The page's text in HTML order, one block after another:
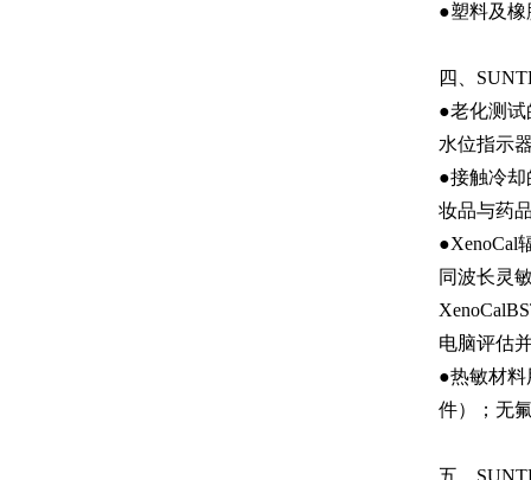
●塑料及
四、
●老化测试
水位指示
●接触冷
妆品与药
●XenoCal
同波长灵
电脑评估
●热敏材
件）；无
五、